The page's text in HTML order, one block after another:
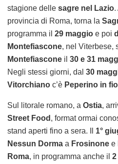
stagione delle sagre nel Lazio.
provincia di Roma, torna la
programma il 29 maggio e poi
Montefiascone, nel Viterbese,
Montefiascone il 30 e 31
Negli stessi giorni, dal 30
Vitorchiano c’è Peperino in
Sul litorale romano, a Ostia,
Street Food , format ormai
stand aperti fino a sera. Il 1°
Nessun Dorma a Frosinone e
Roma, in programma anche il